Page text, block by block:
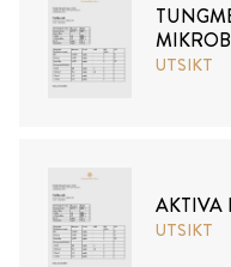
UTSIKT
AKTIVA
UTSIKT